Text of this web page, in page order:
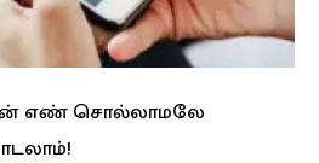
எண் சொல்லாமலே